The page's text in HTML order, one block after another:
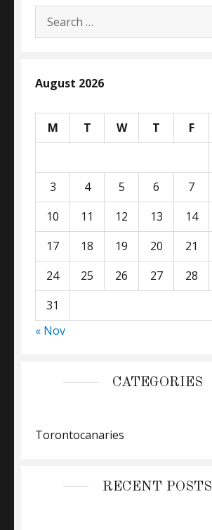
Search
for:
August 2026
M T W T F
3
4 5 6 7
10
11 12 13 14
17
18 19 20 21
24
25 26 27 28
31
« Nov
CATEGORIES
Torontocanaries
RECENT POSTS